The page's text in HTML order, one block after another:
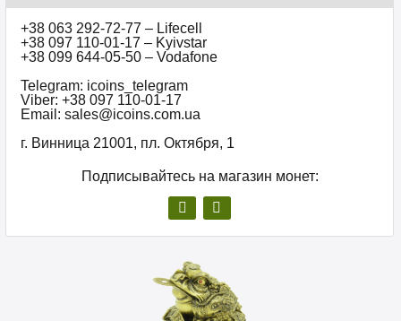
+38 063 292-72-77 – Lifecell
+38 097 110-01-17 – Kyivstar
+38 099 644-05-50 – Vodafone
Telegram: icoins_telegram
Viber: +38 097 110-01-17
Email: sales@icoins.com.ua
г. Винница 21001, пл. Октября, 1
Подписывайтесь на магазин монет: